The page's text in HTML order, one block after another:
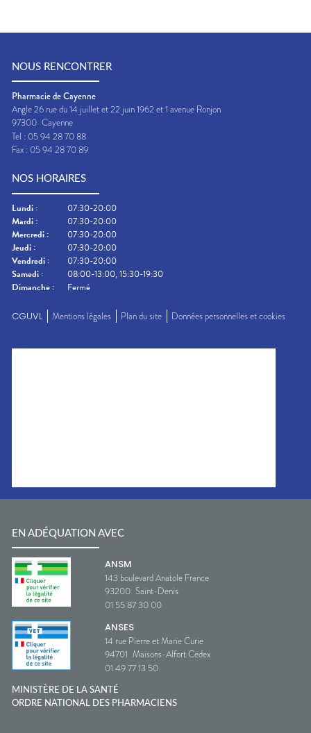
NOUS RENCONTRER
Pharmacie de Cayenne
Angle 26 rue du 14 juillet et 22 juin 1962 et 1 avenue Ronjon
97300 Cayenne
Tel : 05 94 28 70 88
Fax : 05 94 28 70 89
NOS HORAIRES
Lundi :
07:30-20:00
Mardi :
07:30-20:00
Mercredi :
07:30-20:00
Jeudi :
07:30-20:00
Vendredi :
07:30-20:00
Samedi :
08:00-13:00, 15:30-19:30
Dimanche : Fermé
CGUVL Mentions légales Plan du site Données personnelles et cookies
EN ADÉQUATION AVEC
ANSM
143 boulevard Anatole France
93200 Saint-Denis
01 55 87 30 00
ANSES
14 rue Pierre et Marie Curie
94701 Maisons-Alfort Cedex
01 49 77 13 50
MINISTÈRE DE LA SANTÉ
ORDRE NATIONAL DES PHARMACIENS